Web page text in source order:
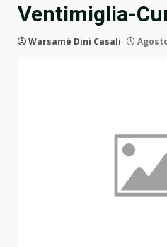
Ventimiglia-
Warsamé Dini Casali